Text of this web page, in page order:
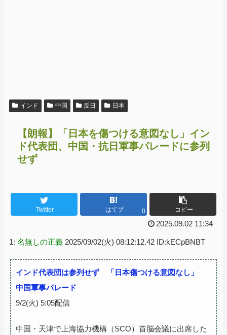
インド 中国 反日 日本
【朗報】「日本を傷つける意図なし」イン
ド代表団、中国・抗日軍事パレードに参列
せず
Twitter はてブ 0 コピー
2025.09.02 11:34
1: 名無しの正義 2025/09/02(火) 08:12:12.42 ID:kECpBNBT
インド代表団は参列せず 「日本傷つける意図なし」
中国軍事パレード
9/2(火) 5:05配信
中国・天津で上海協力機構（SCO）首脳会議に出席した